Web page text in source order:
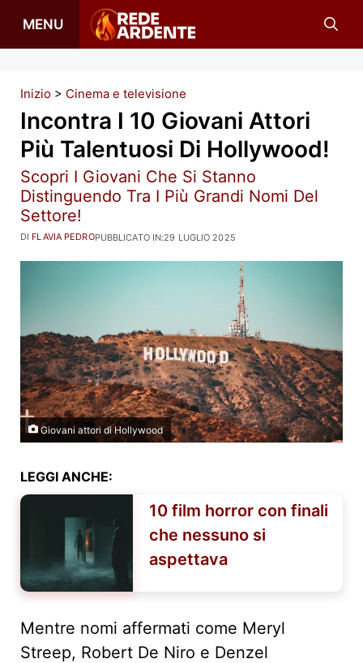
MENU
Inizio > Cinema e televisione
Incontra I 10 Giovani Attori
Più Talentuosi Di Hollywood!
Scopri I Giovani Che Si Stanno
Distinguendo Tra I Più Grandi Nomi Del
Settore!
PUBBLICATO IN:29 LUGLIO 2025
DI FLAVIA PEDRO
Giovani attori di Hollywood
LEGGI ANCHE:
10 film horror con finali
che nessuno si
aspettava
Mentre nomi affermati come Meryl
Streep, Robert De Niro e Denzel